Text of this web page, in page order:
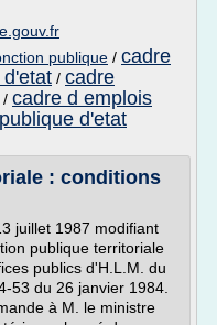
publique / cadre
/ cadre
/ cadre d emplois
d'etat
: conditions
juillet 1987 modifiant
publique territoriale
publics d'H.L.M. du
53 du 26 janvier 1984.
à M. le ministre